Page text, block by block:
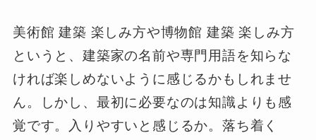
美術館 建築 楽しみ方や博物館 建築 楽しみ方
というと、建築家の名前や専門用語を知らな
ければ楽しめないように感じるかもしれませ
ん。しかし、最初に必要なのは知識よりも感
覚です。入りやすいと感じるか。落ち着く